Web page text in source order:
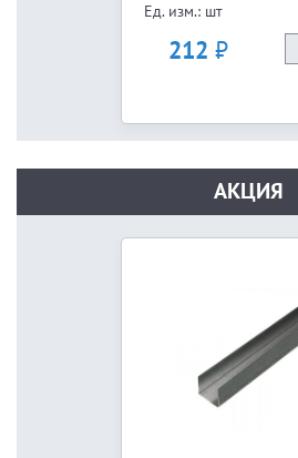
Ед. изм.: шт
212 ₽
АКЦИЯ